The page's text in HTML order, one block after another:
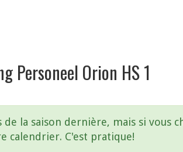
Personeel Orion HS 1
de la saison dernière, mais si vous
calendrier. C'est pratique!